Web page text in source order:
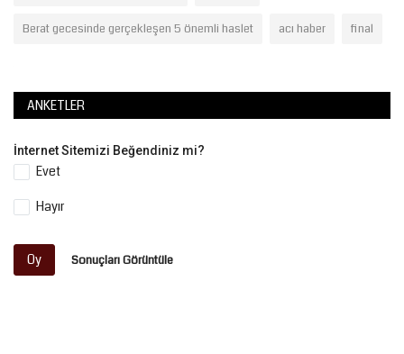
Berat gecesinde gerçekleşen 5 önemli haslet acı haber final
ANKETLER
İnternet Sitemizi Beğendiniz mi?
Evet
Hayır
Oy Sonuçları Görüntüle